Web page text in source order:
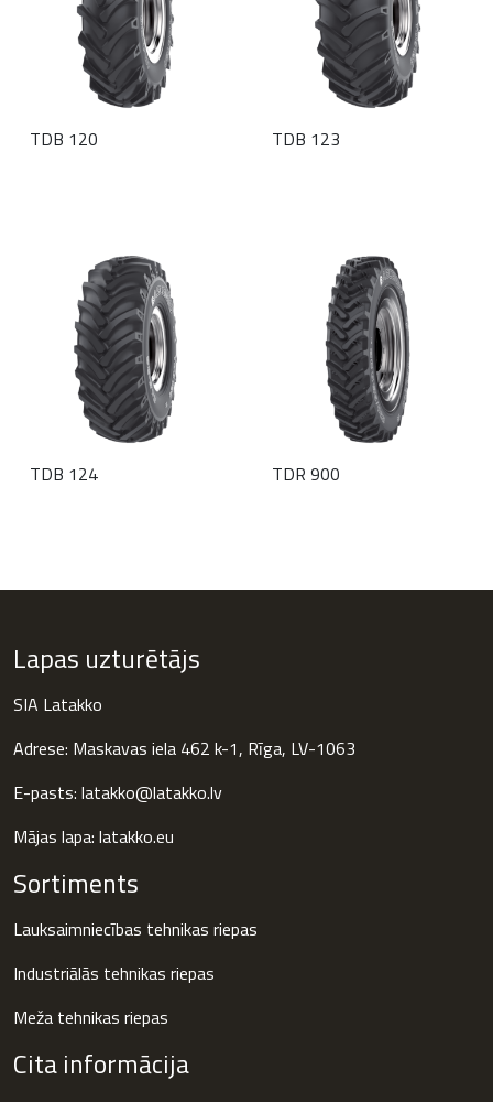
TDB 120 TDB 123
TDB 124 TDR 900
Lapas uzturētājs
SIA Latakko
Adrese: Maskavas iela 462 k-1, Rīga, LV-1063
E-pasts: latakko@latakko.lv
Mājas lapa: latakko.eu
Sortiments
Lauksaimniecības tehnikas riepas
Industriālās tehnikas riepas
Meža tehnikas riepas
Cita informācija